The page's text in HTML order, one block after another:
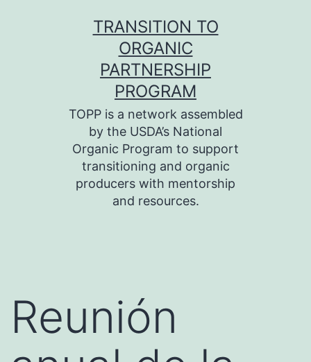
TRANSITION TO
ORGANIC
PARTNERSHIP
PROGRAM
TOPP is a network assembled
by the USDA’s National
Organic Program to support
transitioning and organic
producers with mentorship
and resources.
Reunión